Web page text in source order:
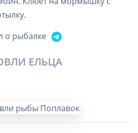
о рыбалке
ЕЛЬЦА